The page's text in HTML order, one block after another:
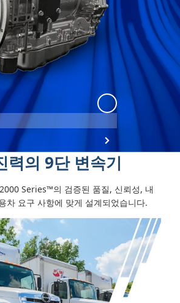
1 9-Speed : 9-
력의 9단 변속기
Series™의 검증된 품질, 신뢰성, 내
차 요구 사항에 맞게 설계되었습니다.